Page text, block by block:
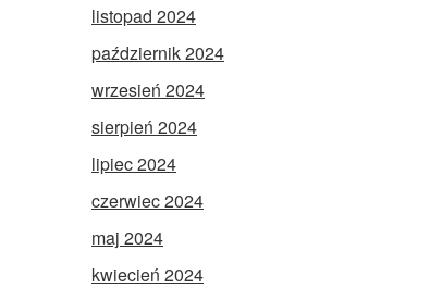
listopad 2024
październik 2024
wrzesień 2024
sierpień 2024
lipiec 2024
czerwiec 2024
maj 2024
kwiecień 2024